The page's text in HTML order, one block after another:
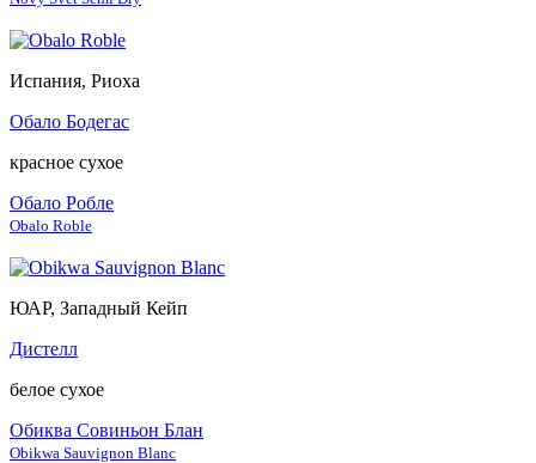
Испания, Риоха
Обало Бодегас
красное сухое
Обало Робле
Obalo Roble
ЮАР, Западный Кейп
Дистелл
белое сухое
Обиква Совиньон Блан
Obikwa Sauvignon Blanc